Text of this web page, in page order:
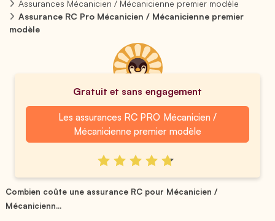
Assurances Mécanicien / Mécanicienne premier modèle
Assurance RC Pro Mécanicien / Mécanicienne premier
modèle
Gratuit et sans engagement
Les assurances RC PRO Mécanicien /
Mécanicienne premier modèle
Combien coûte une assurance RC pour Mécanicien /
Mécanicienn...